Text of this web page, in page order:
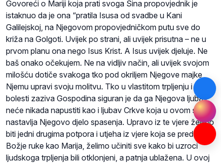
Govoreći o Mariji koja prati svoga Sina propovjednik je
istaknuo da je ona “pratila Isusa od svadbe u Kani
Galilejskoj, na Njegovom propovjedničkom putu sve do
križa na Golgoti. Uvijek po strani, ali uvijek prisutna – ne u
prvom planu ona nego Isus Krist. A Isus uvijek djeluje. Ne
baš onako očekujem. Ne na vidljiv način, ali uvijek svojom
milošću dotiče svakoga tko pod okriljem Njegove majke
Njemu upravi svoju molitvu. Tko u vlastitom trpljenju i
bolesti zaziva Gospodina siguran je da ga Njegova ljubav
neće nikada napustiti kao i ljubav Crkve koja u ovom svijetu
nastavlja Njegovo djelo spasenja. Upravo iz te vjere želimo
biti jedni drugima potpora i utjeha iz vjere koja se predaje u
Božje ruke kao Marija, želimo učiniti sve kako bi uzroci
ljudskoga trpljenja bili otklonjeni, a patnja ublažena. U ovoj